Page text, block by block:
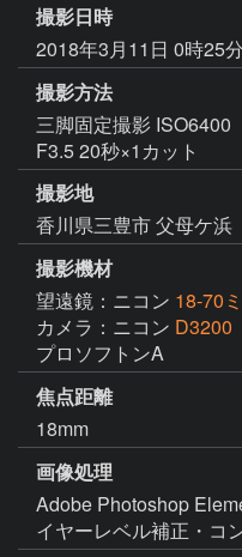
撮影日時
2018年3月11日 0時25
撮影方法
三脚固定撮影
F3.5 20秒×1カット
撮影地
香川県三豊市 父母ケ浜
撮影機材
望遠鏡：ニコン 18-70
カメラ：ニコン D3200
プロソフトンA
焦点距離
18mm
画像処理
Adobe Photoshop
イヤーレベル補正・コ